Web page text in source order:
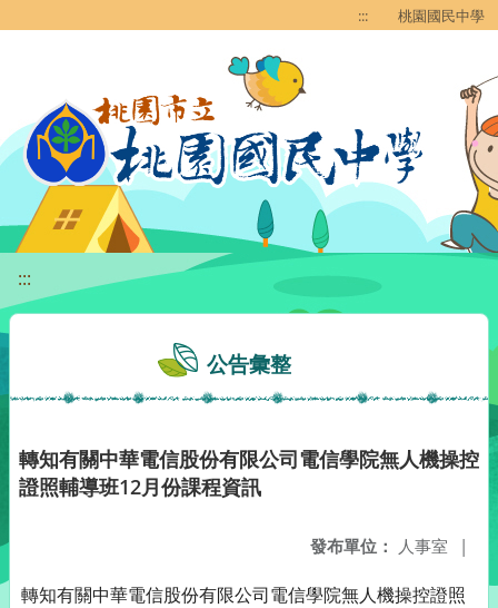
::: 桃園國民中學
:::
公告彙整
轉知有關中華電信股份有限公司電信學院無人機操控
證照輔導班12月份課程資訊
發布單位： 人事室 |
轉知有關中華電信股份有限公司電信學院無人機操控證照